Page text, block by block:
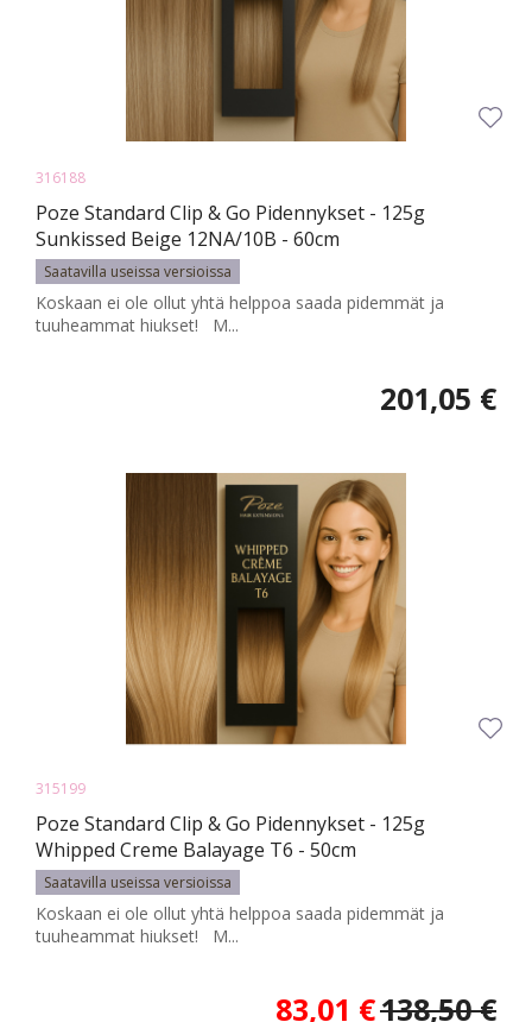
316188
Poze Standard Clip & Go Pidennykset - 125g
Sunkissed Beige 12NA/10B - 60cm
Saatavilla useissa versioissa
Koskaan ei ole ollut yhtä helppoa saada pidemmät ja
tuuheammat hiukset! M...
201,05 €
315199
Poze Standard Clip & Go Pidennykset - 125g
Whipped Creme Balayage T6 - 50cm
Saatavilla useissa versioissa
Koskaan ei ole ollut yhtä helppoa saada pidemmät ja
tuuheammat hiukset! M...
83,01 €138,50 €